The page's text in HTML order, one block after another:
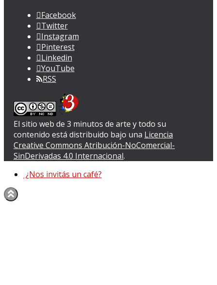
Facebook
Twitter
Instagram
Pinterest
Linkedin
YouTube
RSS
El sitio web de 3 minutos de arte y todo su
contenido está distribuido bajo una Licencia
Creative Commons Atribución-NoComercial-
SinDerivadas 4.0 Internacional.
¿Nos invitás un café?